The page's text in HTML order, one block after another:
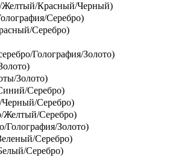
Желтый/Красный/Черный)
Серебро)
Серебро)
Голография/Золото)
Золото)
Серебро)
Серебро)
Серебро)
Голография/Золото)
Серебро)
Серебро)